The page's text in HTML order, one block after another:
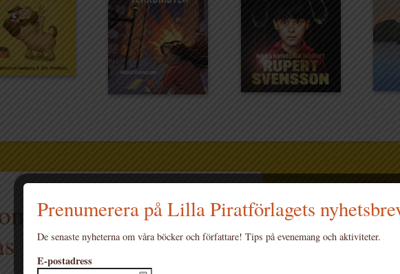
till
pris
Mia
Johan Ehn
Prenumerera på Lilla Piratförlagets
De senaste nyheterna om våra böcker och författare! Tips på evenemang och aktiviteter.
E-postadress